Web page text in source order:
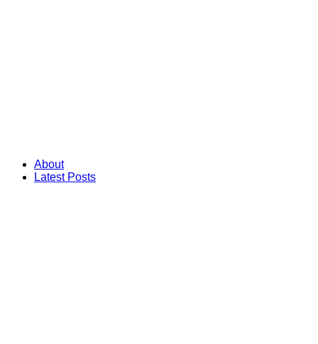
About
Latest Posts